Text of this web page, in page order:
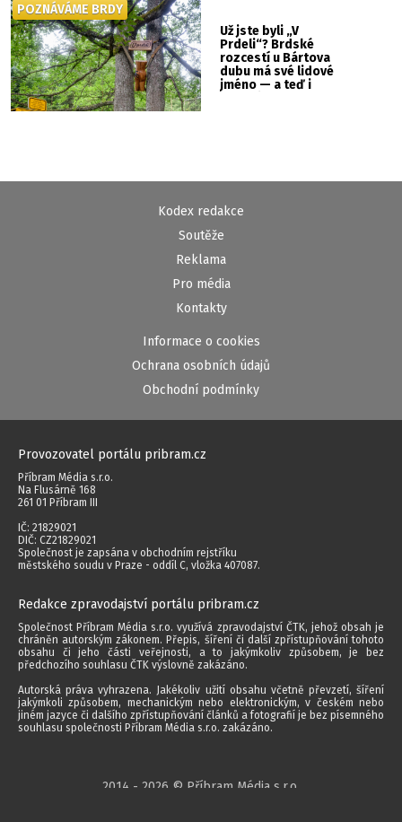
Už jste byli „V
Prdeli“? Brdské
rozcestí u Bártova
dubu má své lidové
jméno — a teď i
POZNÁVÁME BRDY
Kodex redakce
Soutěže
Reklama
Pro média
Kontakty
Informace o cookies
Ochrana osobních údajů
Obchodní podmínky
Provozovatel portálu pribram.cz
Příbram Média s.r.o.
Na Flusárně 168
261 01 Příbram III
IČ: 21829021
DIČ: CZ21829021
Společnost je zapsána v obchodním rejstříku
městského soudu v Praze - oddíl C, vložka 407087.
Redakce zpravodajství portálu pribram.cz
Společnost Příbram Média s.r.o. využívá zpravodajství ČTK, jehož obsah je
chráněn autorským zákonem. Přepis, šíření či další zpřístupňování tohoto
obsahu či jeho části veřejnosti, a to jakýmkoliv způsobem, je bez
předchozího souhlasu ČTK výslovně zakázáno.
Autorská práva vyhrazena. Jakékoliv užití obsahu včetně převzetí, šíření
jakýmkoli způsobem, mechanickým nebo elektronickým, v českém nebo
jiném jazyce či dalšího zpřístupňování článků a fotografií je bez písemného
souhlasu společnosti Příbram Média s.r.o. zakázáno.
2014 - 2026 © Příbram Média s.r.o.